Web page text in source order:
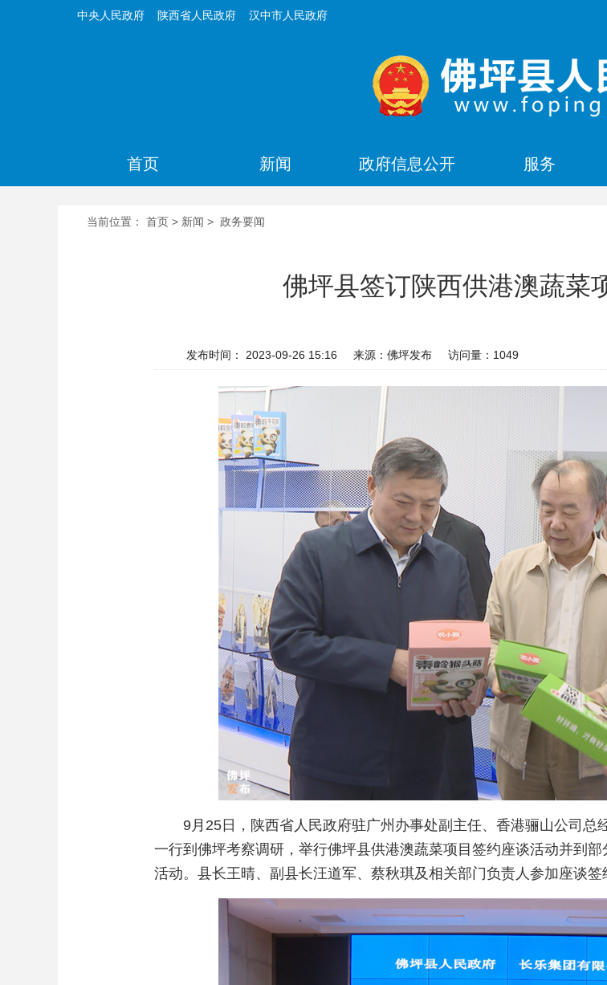
中央人民政府 陕西省人民政府 汉中市人民政府
首页 新闻 政府信息公开 服务
当前位置： 首页 > 新闻 > 政务要闻
佛坪县签订陕西供港澳蔬菜
发布时间： 2023-09-26 15:16 来源：佛坪发布 访问量： 1049
9月25日，陕西省人民政府驻广州办事处副主任、香港骊山公司总
一行到佛坪考察调研，举行佛坪县供港澳蔬菜项目签约座谈活动并到
活动。县长王晴、副县长汪道军、蔡秋琪及相关部门负责人参加座谈签